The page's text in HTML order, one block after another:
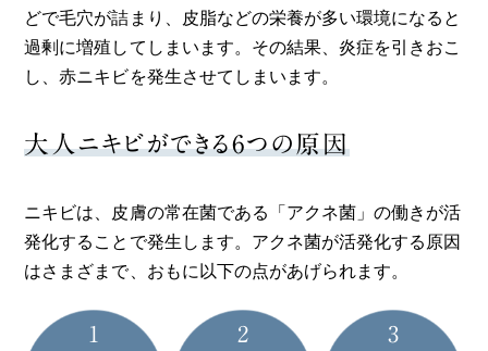
どで毛穴が詰まり、皮脂などの栄養が多い環境になると
過剰に増殖してしまいます。その結果、炎症を引きおこ
し、赤ニキビを発生させてしまいます。
大人ニキビができる6つの原因
ニキビは、皮膚の常在菌である「アクネ菌」の働きが活
発化することで発生します。アクネ菌が活発化する原因
はさまざまで、おもに以下の点があげられます。